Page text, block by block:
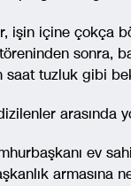
işin içine çokça
sonra,
saat tuzluk gibi
arasında
ev
armasına